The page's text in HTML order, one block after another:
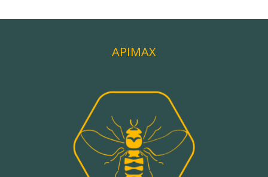
APIMAX